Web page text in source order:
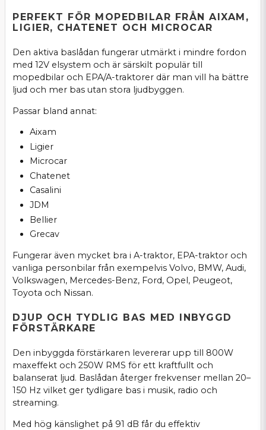
PERFEKT FÖR MOPEDBILAR FRÅN AIXAM,
LIGIER, CHATENET OCH MICROCAR
Den aktiva baslådan fungerar utmärkt i mindre fordon
med 12V elsystem och är särskilt populär till
mopedbilar och EPA/A-traktorer där man vill ha bättre
ljud och mer bas utan stora ljudbyggen.
Passar bland annat:
Aixam
Ligier
Microcar
Chatenet
Casalini
JDM
Bellier
Grecav
Fungerar även mycket bra i A-traktor, EPA-traktor och
vanliga personbilar från exempelvis Volvo, BMW, Audi,
Volkswagen, Mercedes-Benz, Ford, Opel, Peugeot,
Toyota och Nissan.
DJUP OCH TYDLIG BAS MED INBYGGD
FÖRSTÄRKARE
Den inbyggda förstärkaren levererar upp till 800W
maxeffekt och 250W RMS för ett kraftfullt och
balanserat ljud. Baslådan återger frekvenser mellan 20–
150 Hz vilket ger tydligare bas i musik, radio och
streaming.
Med hög känslighet på 91 dB får du effektiv